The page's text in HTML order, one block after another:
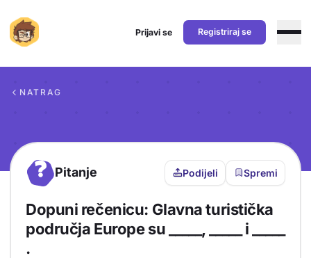
Prijavi se Registriraj se
NATRAG
? Pitanje Podijeli Spremi
Dopuni rečenicu: Glavna turistička
područja Europe su _____, _____ i _____
.